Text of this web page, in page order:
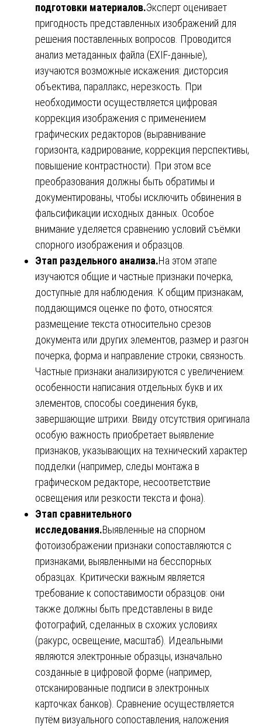
подготовки материалов.Эксперт оценивает
пригодность представленных изображений для
решения поставленных вопросов. Проводится
анализ метаданных файла (EXIF-данные),
изучаются возможные искажения: дисторсия
объектива, параллакс, нерезкость. При
необходимости осуществляется цифровая
коррекция изображения с применением
графических редакторов (выравнивание
горизонта, кадрирование, коррекция перспективы,
повышение контрастности). При этом все
преобразования должны быть обратимы и
документированы, чтобы исключить обвинения в
фальсификации исходных данных. Особое
внимание уделяется сравнению условий съёмки
спорного изображения и образцов.
Этап раздельного анализа.На этом этапе
изучаются общие и частные признаки почерка,
доступные для наблюдения. К общим признакам,
поддающимся оценке по фото, относятся:
размещение текста относительно срезов
документа или других элементов, размер и разгон
почерка, форма и направление строки, связность.
Частные признаки анализируются с увеличением:
особенности написания отдельных букв и их
элементов, способы соединения букв,
завершающие штрихи. Ввиду отсутствия оригинала
особую важность приобретает выявление
признаков, указывающих на технический характер
подделки (например, следы монтажа в
графическом редакторе, несоответствие
освещения или резкости текста и фона).
Этап сравнительного
исследования.Выявленные на спорном
фотоизображении признаки сопоставляются с
признаками, выявленными на бесспорных
образцах. Критически важным является
требование к сопоставимости образцов: они
также должны быть представлены в виде
фотографий, сделанных в схожих условиях
(ракурс, освещение, масштаб). Идеальными
являются электронные образцы, изначально
созданные в цифровой форме (например,
отсканированные подписи в электронных
карточках банков). Сравнение осуществляется
путём визуального сопоставления, наложения